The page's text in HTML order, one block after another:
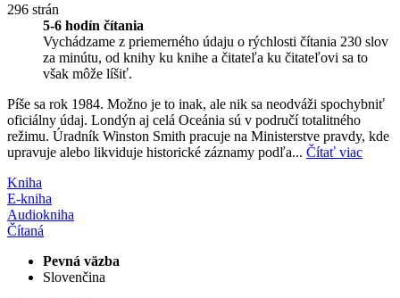
296 strán
5-6 hodín čítania
Vychádzame z priemerného údaju o rýchlosti čítania 230 slov
za minútu, od knihy ku knihe a čitateľa ku čitateľovi sa to
však môže líšiť.
Píše sa rok 1984. Možno je to inak, ale nik sa neodváži spochybniť
oficiálny údaj. Londýn aj celá Oceánia sú v područí totalitného
režimu. Úradník Winston Smith pracuje na Ministerstve pravdy, kde
upravuje alebo likviduje historické záznamy podľa... Čítať viac
Kniha
E-kniha
Audiokniha
Čítaná
Pevná väzba
Slovenčina